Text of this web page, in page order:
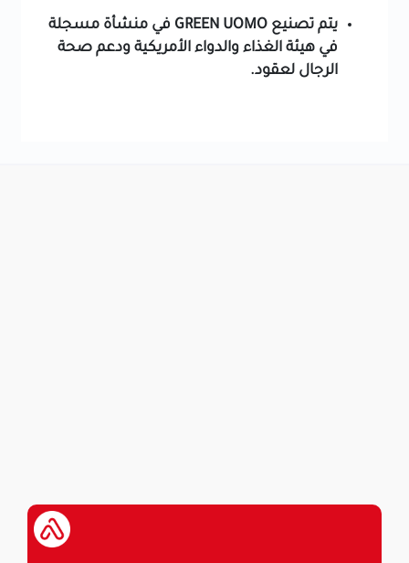
يتم تصنيع GREEN UOMO في منشأة مسجلة
في هيئة الغذاء والدواء الأمريكية ودعم صحة
الرجال لعقود.